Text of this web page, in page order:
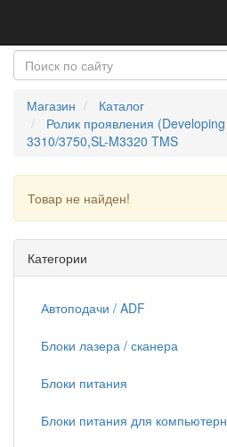
Магазин
Каталог
Ролик проявления
3310/3750,SL-M3320 TMS
Товар не найден!
Категории
Автоподачи / ADF
Блоки лазера / сканера
Блоки питания
Блоки питания для